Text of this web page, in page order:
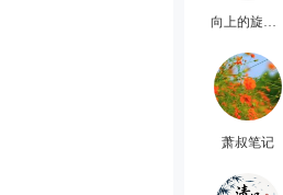
向上的旋风铜铃
萧叔笔记